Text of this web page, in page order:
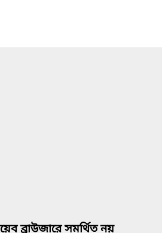
ব্রাউজারে সমর্থিত নয়